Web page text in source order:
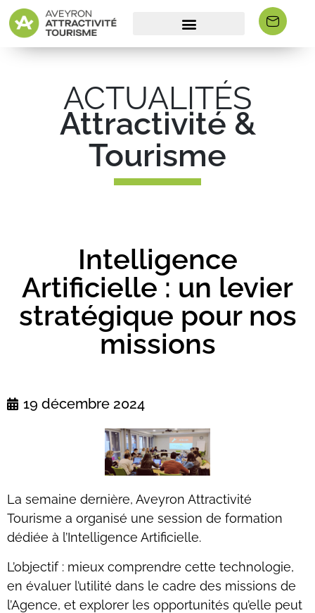
ACTUALITÉS
Attractivité &
Tourisme
Intelligence
Artificielle : un levier
stratégique pour nos
missions
19 décembre 2024
La semaine dernière, Aveyron Attractivité
Tourisme a organisé une session de formation
dédiée à l’Intelligence Artificielle.
L’objectif : mieux comprendre cette technologie,
en évaluer l’utilité dans le cadre des missions de
l’Agence, et explorer les opportunités qu’elle peut